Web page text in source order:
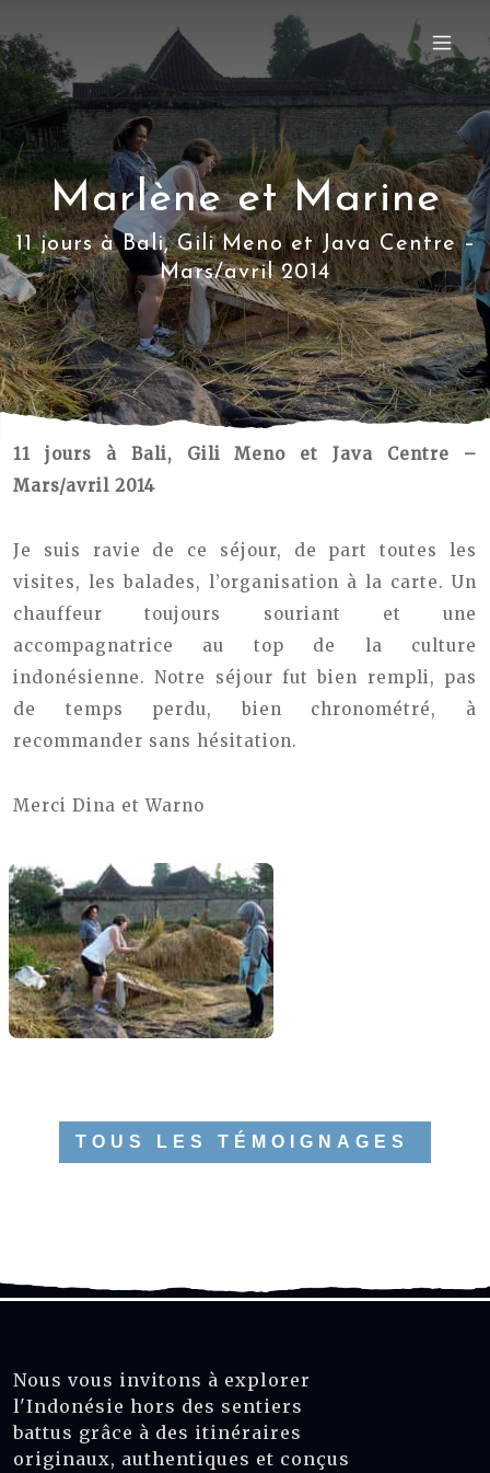
Marlène et Marine
11 jours à Bali, Gili Meno et Java Centre –
Mars/avril 2014
11 jours à Bali, Gili Meno et Java Centre –
Mars/avril 2014
Je suis ravie de ce séjour, de part toutes les
visites, les balades, l’organisation à la carte. Un
chauffeur toujours souriant et une
accompagnatrice au top de la culture
indonésienne. Notre séjour fut bien rempli, pas
de temps perdu, bien chronométré, à
recommander sans hésitation.
Merci Dina et Warno
TOUS LES TÉMOIGNAGES
Nous vous invitons à explorer
l'Indonésie hors des sentiers
battus grâce à des itinéraires
originaux, authentiques et conçus